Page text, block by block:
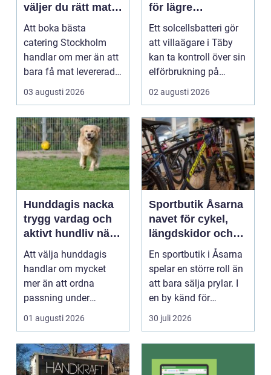
väljer du rätt mat
till ditt evenemang
Att boka bästa
catering Stockholm
handlar om mer än att
bara få mat levererad.
R&aum...
03 augusti 2026
för lägre
elkostnader året
runt
Ett solcellsbatteri gör
att villaägare i Täby
kan ta kontroll över sin
elförbrukning på
riktigt. Gen...
02 augusti 2026
Hunddagis nacka
trygg vardag och
aktivt hundliv nära
stan
Att välja hunddagis
handlar om mycket
mer än att ordna
passning under
arbetsdagen. För
många hundäga...
01 augusti 2026
Sportbutik Åsarna
navet för cykel,
längdskidor och
löpning i södra
jämtland
En sportbutik i Åsarna
spelar en större roll än
att bara sälja prylar. I
en by känd för
längdskidåkn...
30 juli 2026